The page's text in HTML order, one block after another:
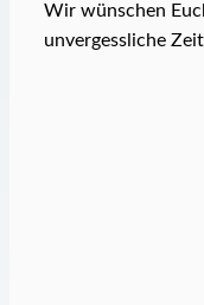
Wir wünschen
unvergessliche